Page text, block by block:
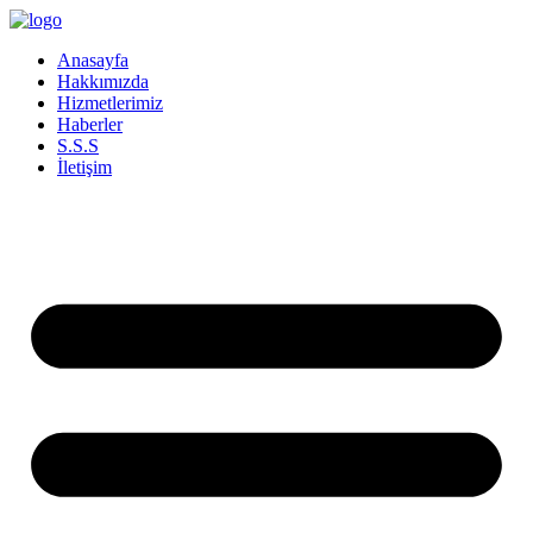
İçeriğe
Anasayfa
Hakkımızda
Hizmetlerimiz
Haberler
S.S.S
İletişim